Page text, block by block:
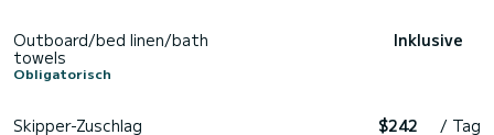
Outboard/bed linen/bath
towels
Obligatorisch
Inklusive
Skipper-Zuschlag $242 / Tag